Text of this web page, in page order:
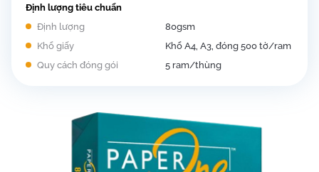
Định lượng tiêu chuẩn
Định lượng
80gsm
Khổ giấy
Khổ A4, A3, đóng 500 tờ/ram
Quy cách đóng gói
5 ram/thùng